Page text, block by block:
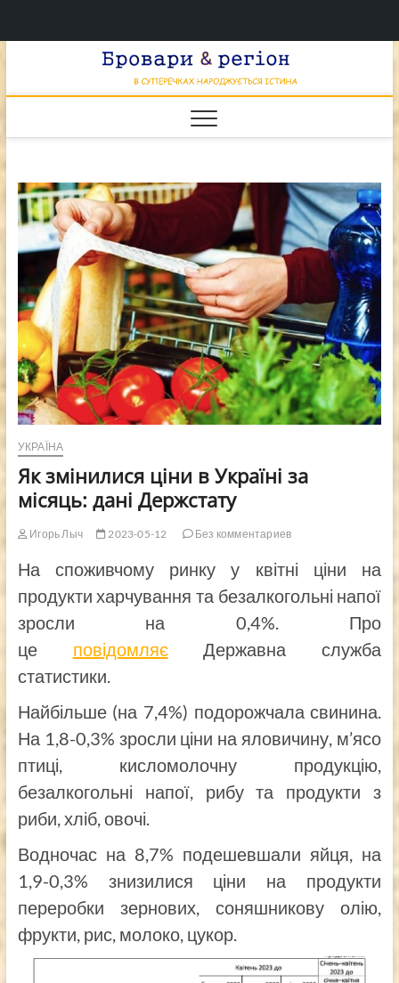
&
НАРОДЖУЄТЬСЯ
УКРАЇНА
Як змінилися ціни в Україні за
місяць: дані Держстату
Игорь Лыч 2023-05-12 Без комментариев
На споживчому ринку у квітні ціни на
продукти харчування та безалкогольні напої
зросли на 0,4%. Про
це повідомляєДержавна служба
статистики.
Найбільше (на 7,4%) подорожчала свинина.
На 1,8-0,3% зросли ціни на яловичину, м’ясо
птиці, кисломолочну продукцію,
безалкогольні напої, рибу та продукти з
риби, хліб, овочі.
Водночас на 8,7% подешевшали яйця, на
1,9-0,3% знизилися ціни на продукти
переробки зернових, соняшникову олію,
фрукти, рис, молоко, цукор.